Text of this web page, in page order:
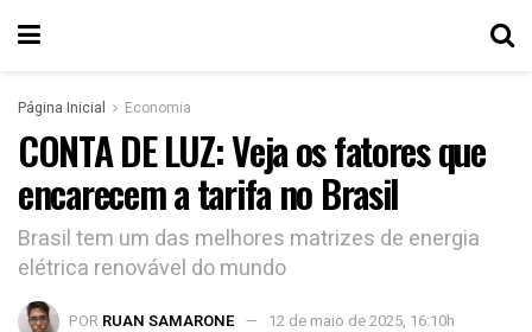
Página Inicial Economia
CONTA DE LUZ: Veja os fatores que
encarecem a tarifa no Brasil
Brasil tem um das melhores matrizes de energia
elétrica renovável do mundo
POR RUAN SAMARONE 12 de maio de 2025, 16:10h